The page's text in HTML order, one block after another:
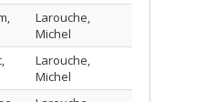
Larouche,
Michel
Larouche,
Michel